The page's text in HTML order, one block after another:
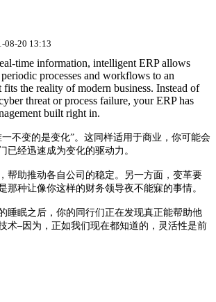
08-20 13:13
time information, intelligent ERP allows
processes and workflows to an
the reality of modern business. Instead of
threat or process failure, your ERP has
built right in.
不变的是变化”。这同样适用于商业，你可能会
已经迅速成为变化的驱动力。
帮助推动各自公司的稳定。另一方面，变革要
那种让像你这样的财务领导夜不能寐的事情。
睡眠之后，你的同行们正在发现真正能帮助他
术–因为，正如我们现在都知道的，灵活性是前